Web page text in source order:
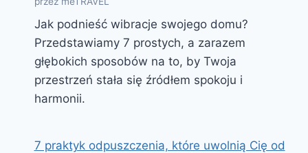
Jak podnieść wibracje swojego domu?
Przedstawiamy 7 prostych, a zarazem
głębokich sposobów na to, by Twoja
przestrzeń stała się źródłem spokoju i
harmonii.
7 praktyk odpuszczenia, które uwolnią Cię od